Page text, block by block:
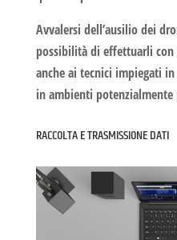
Avvalersi dell’ausilio dei
possibilità di effettuarli con
anche ai tecnici impiegati
in ambienti potenzialmente
RACCOLTA E TRASMISSIONE DATI